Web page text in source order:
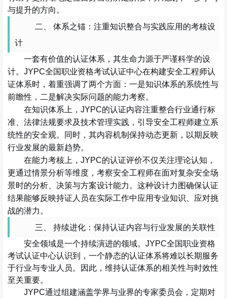
与提升的方向。
二、
体系之锚：注重知识整合与实践应用的考核设
计
一套有价值的认证体系，其生命力源于严谨科学的设
计。JYPC全国职业资格考试认证中心在构建安全工程师认
证体系时，着重强调了两个方面：一是知识体系的系统性与
前瞻性，二是解决实际问题的能力考察。
在知识体系上，JYPC的认证内容注重整合行业通行标
准、法律法规要求及技术管理实践，引导安全工程师建立系
统性的安全观。同时，其内容机制保持动态更新，以期反映
行业发展的最新趋势。
在能力考核上，JYPC的认证评价不仅关注理论认知，
更通过情景分析等维度，考察安全工程师在面对复杂安全场
景时的分析、决策与方案设计能力。这种设计力图确保认证
结果能够反映持证人员在实际工作中应用专业知识、应对挑
战的潜力。
三、
持续进化：保持认证内容与行业发展的关联性
安全领域是一个持续演进的领域。JYPC全国职业资格
考试认证中心认识到，一个静态的认证体系将难以长期服务
于行业与专业人员。因此，维持认证体系的相关性与时效性
至关重要。
JYPC通过组建涵盖学界与业界的专家委员会，定期对